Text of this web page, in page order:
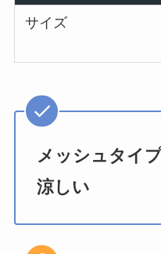
サイズ
メッシュタイ
涼しい